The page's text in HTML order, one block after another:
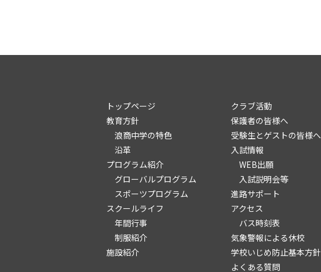
トップページ
教育方針
浪商中学の特色
沿革
プログラム紹介
グローバルプログラム
スポーツプログラム
スクールライフ
年間行事
制服紹介
施設紹介
クラブ活動
保護者の皆様へ
受験生とゲストの皆様へ
入試情報
WEB出願
入試説明会等
進路サポート
アクセス
バス時刻表
気象警報による休校
学校いじめ防止基本方針
よくある質問